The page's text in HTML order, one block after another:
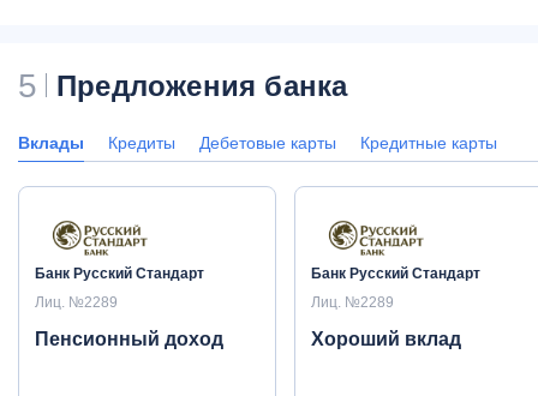
5 Предложения банка
Вклады Кредиты Дебетовые карты Кредитные карты
Банк Русский Стандарт
Лиц. №2289
Пенсионный доход
Банк Русский Стандарт
Лиц. №2289
Хороший вклад